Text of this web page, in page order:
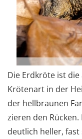
Die Erdkröte ist
Krötenart in der
der hellbraunen
zieren den
deutlich heller,